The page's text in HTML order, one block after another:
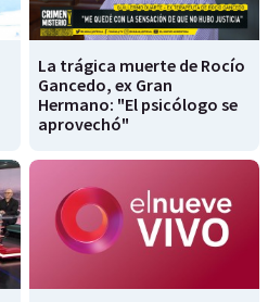
La trágica muerte de Rocío
Gancedo, ex Gran
Hermano: "El psicólogo se
aprovechó"